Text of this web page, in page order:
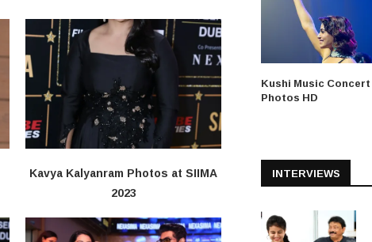
Kavya Kalyanram Photos at SIIMA
2023
Kushi Music Concert
Photos HD
INTERVIEWS